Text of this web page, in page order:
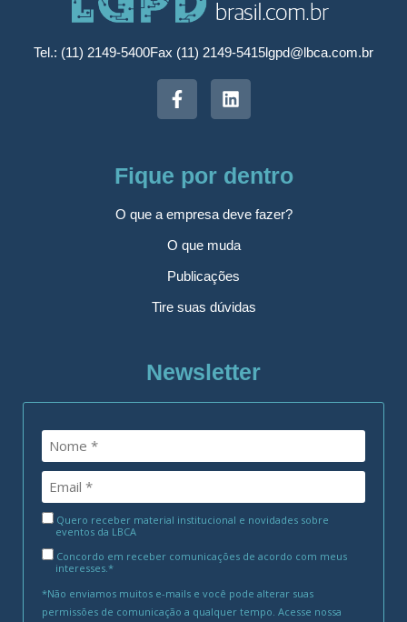
Tel.: (11) 2149-5400Fax (11) 2149-5415lgpd@lbca.com.br
Fique por dentro
O que a empresa deve fazer?
O que muda
Publicações
Tire suas dúvidas
Newsletter
Quero receber material institucional e novidades sobre
eventos da LBCA
Concordo em receber comunicações de acordo com meus
interesses.*
*Não enviamos muitos e-mails e você pode alterar suas
permissões de comunicação a qualquer tempo. Acesse nossa